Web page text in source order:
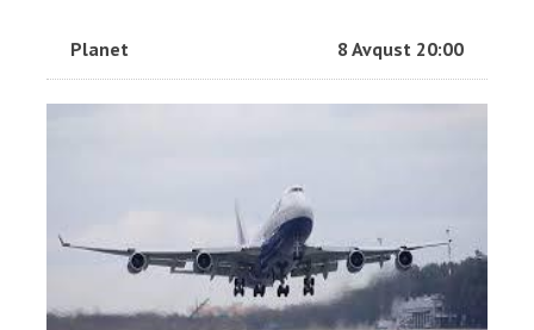
Planet 8 Avqust 20:00